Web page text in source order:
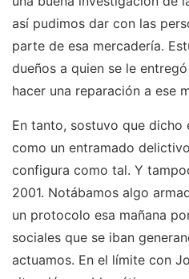
así pudimos dar con las
parte de esa mercadería.
dueños a quien se le
hacer una reparación a ese
En tanto, sostuvo que dicho
como un entramado
configura como tal. Y
2001. Notábamos algo
un protocolo esa mañana
sociales que se iban
actuamos. En el límite con